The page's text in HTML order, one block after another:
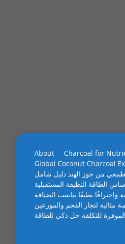
About Charcoal for
Global Coconut Charcoal
من جوز الهند دليل شامل
الطاقة النظيفة المستقبلية
نظيفًا يناسب الضيافة
لتجار الفحم والموزعين
للتكلفة حل ذكي للطاقة